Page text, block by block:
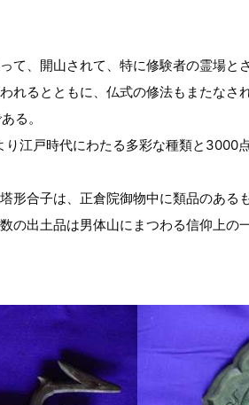
、開山されて、特に修験者の霊場と
るとともに、仏式の修法もまたなされ
る。
江戸時代にわたる多彩な種類と3000
合子は、正倉院御物中に類品のある
出土品は男体山にまつわる信仰上の